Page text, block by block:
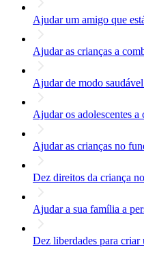
Ajudar um amigo que
Ajudar as crianças a
Ajudar de modo
Ajudar os adolescentes a
Ajudar as crianças no
Dez direitos da criança
Ajudar a sua família a
Dez liberdades para